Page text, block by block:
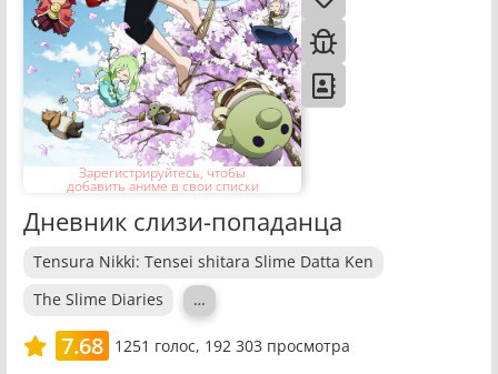
Зарегистрируйтесь, чтобы
добавить аниме в свои списки
Дневник слизи-попаданца
Tensura Nikki: Tensei shitara Slime Datta Ken
The Slime Diaries
…
7.68 1251 голос, 192 303 просмотра